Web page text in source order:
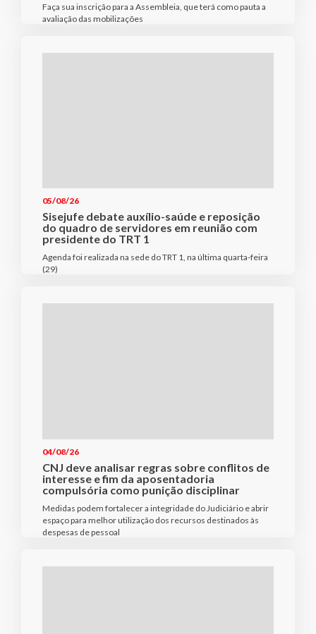
Faça sua inscrição para a Assembleia, que terá como pauta a
avaliação das mobilizações
05/08/26
Sisejufe debate auxílio-saúde e reposição
do quadro de servidores em reunião com
presidente do TRT 1
Agenda foi realizada na sede do TRT 1, na última quarta-feira
(29)
04/08/26
CNJ deve analisar regras sobre conflitos de
interesse e fim da aposentadoria
compulsória como punição disciplinar
Medidas podem fortalecer a integridade do Judiciário e abrir
espaço para melhor utilização dos recursos destinados às
despesas de pessoal